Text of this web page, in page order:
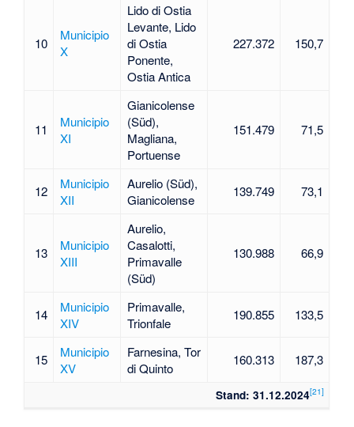
10
Municipio
X
Lido di Ostia
Levante, Lido
di Ostia
Ponente,
Ostia Antica
227.372 150,7
11
Municipio
XI
Gianicolense
(Süd),
Magliana,
Portuense
151.479 71,5
12
Municipio
XII
Aurelio (Süd),
Gianicolense
139.749 73,1
13
Municipio
XIII
Aurelio,
Casalotti,
Primavalle
(Süd)
130.988 66,9
14
Municipio
XIV
Primavalle,
Trionfale
190.855 133,5
15
Municipio
XV
Farnesina, Tor
di Quinto
160.313 187,3
Stand: 31.12.2024[21]